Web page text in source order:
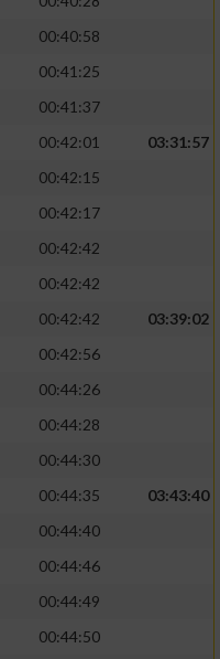
00:40:58
00:41:25
00:41:37
00:42:01
03:31:57
00:42:15
00:42:17
00:42:42
00:42:42
00:42:42
03:39:02
00:42:56
00:44:26
00:44:28
00:44:30
00:44:35
03:43:40
00:44:40
00:44:46
00:44:49
00:44:50